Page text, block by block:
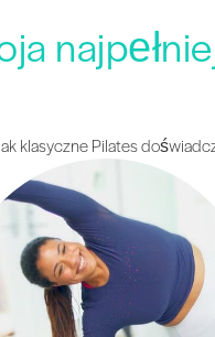
klasyczne Pilates